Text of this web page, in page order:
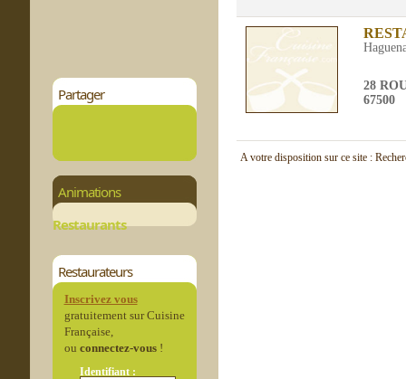
Partager
Animations
Restaurants
Restaurateurs
Inscrivez vous
gratuitement sur Cuisine
Française,
ou connectez-vous!
Identifiant :
28
67500
A votre disposition sur ce site :